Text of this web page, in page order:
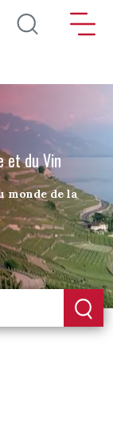
principal
et du Vin
monde de la